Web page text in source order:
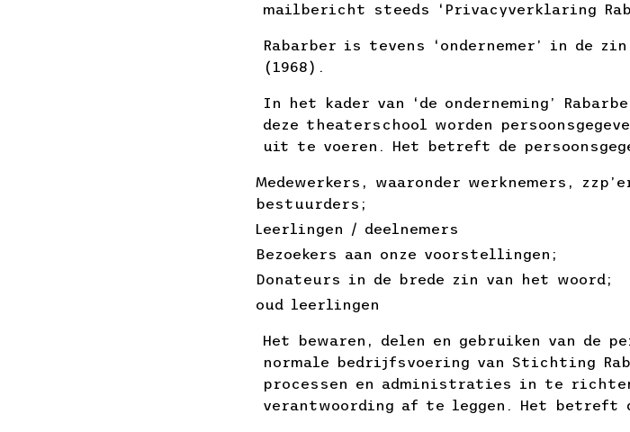
mailbericht steeds ‘Privacyverklaring
Rabarber is tevens ‘ondernemer’ in de
(1968).
In het kader van ‘de onderneming’
deze theaterschool worden
uit te voeren. Het betreft de
Medewerkers, waaronder werknemers,
bestuurders;
Leerlingen / deelnemers
Bezoekers aan onze voorstellingen;
Donateurs in de brede zin van het woord;
oud leerlingen
Het bewaren, delen en gebruiken van de
normale bedrijfsvoering van Stichting
processen en administraties in te
verantwoording af te leggen. Het betreft